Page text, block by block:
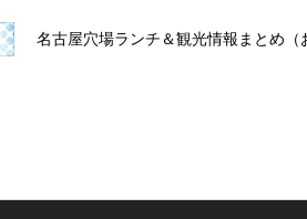
名古屋穴場ランチ＆観光情報まとめ（